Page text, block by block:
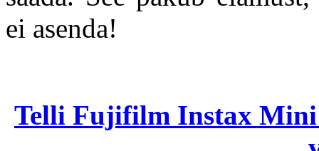
ei asenda!
Telli Fujifilm Instax Mini